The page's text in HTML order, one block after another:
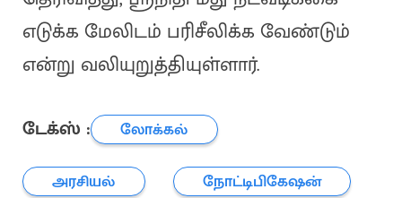
எடுக்க மேலிடம் பரிசீலிக்க வேண்டும்
என்று வலியுறுத்தியுள்ளார்.
டேக்ஸ் :
லோக்கல்
அரசியல்
நோட்டிபிகேஷன்